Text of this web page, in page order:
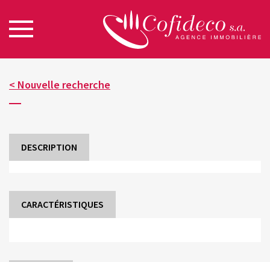
< Nouvelle recherche
DESCRIPTION
CARACTÉRISTIQUES